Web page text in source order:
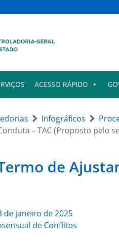
ACESSO RÁPIDO
Infográficos
– TAC (Proposto pelo
de
de janeiro de 2025
de Conflitos